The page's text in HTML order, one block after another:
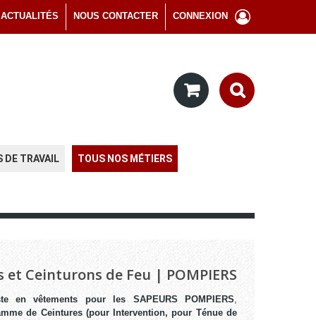
CONNEXION
NOUS CONTACTER
ACTUALITÉS
DE TRAVAIL TOUS NOS MÉTIERS
et Ceinturons de Feu | POMPIERS
en vêtements pour les SAPEURS POMPIERS,
de Ceintures (pour Intervention, pour Ténue de